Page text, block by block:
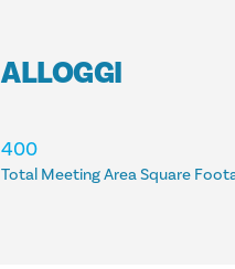
ALLOGGI
ALLOGGI
Total Meeting Area Square
400